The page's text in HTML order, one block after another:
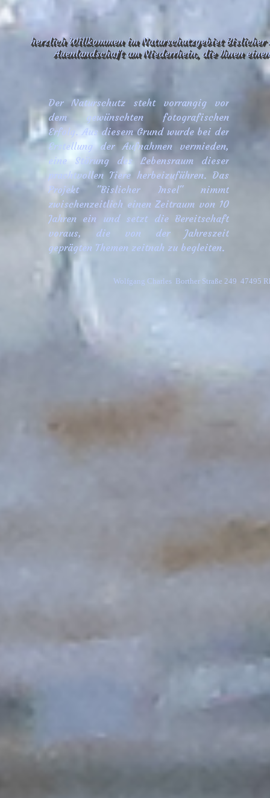
Der Naturschutz steht vorrangig vor
dem gewünschten fotografischen
Erfolg. Aus diesem Grund wurde bei der
Erstellung der Aufnahmen vermieden,
eine Störung des Lebensraum dieser
prachtvollen Tiere herbeizuführen. Das
Projekt "Bislicher Insel" nimmt
zwischenzeitlich einen Zeitraum von 10
Jahren ein und setzt die Bereitschaft
voraus, die von der Jahreszeit
geprägten Themen zeitnah zu begleiten.
herzlich Willkommen im Naturschutzgebiet Bislicher
Auenlandschaft am Niederrhein, die Ihnen
Wolfgang Charles  Borther Straße 249  47495